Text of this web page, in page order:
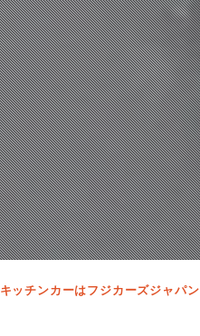
キッチンカーはフジカーズジャパン